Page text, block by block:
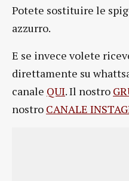
Potete sostituire le
azzurro.
E se invece volete
direttamente su
canale QUI. Il nostro
nostro CANALE